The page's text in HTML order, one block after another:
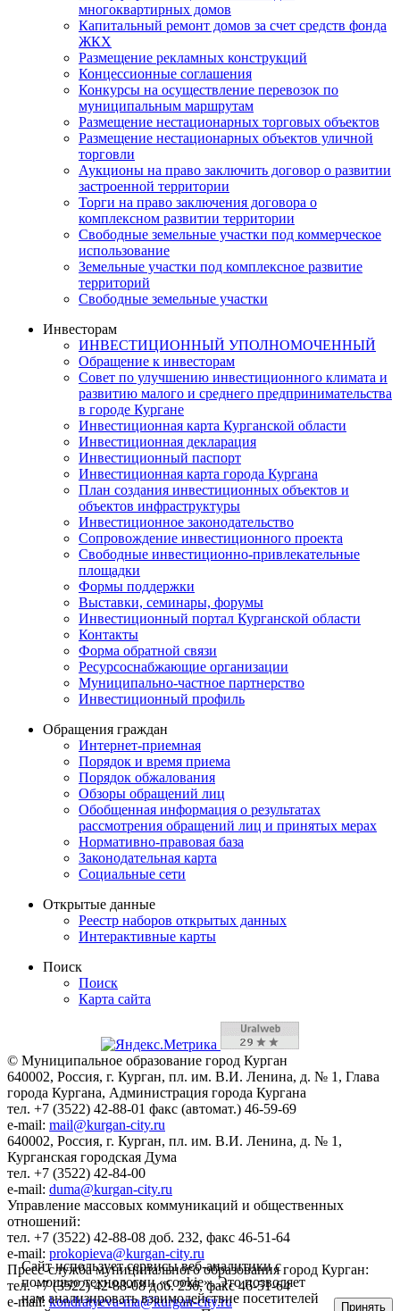
многоквартирных домов
Капитальный ремонт домов за счет средств фонда
ЖКХ
Размещение рекламных конструкций
Концессионные соглашения
Конкурсы на осуществление перевозок по
муниципальным маршрутам
Размещение нестационарных торговых объектов
Размещение нестационарных объектов уличной
торговли
Аукционы на право заключить договор о развитии
застроенной территории
Торги на право заключения договора о
комплексном развитии территории
Свободные земельные участки под коммерческое
использование
Земельные участки под комплексное развитие
территорий
Свободные земельные участки
Инвесторам
ИНВЕСТИЦИОННЫЙ УПОЛНОМОЧЕННЫЙ
Обращение к инвесторам
Совет по улучшению инвестиционного климата и
развитию малого и среднего предпринимательства
в городе Кургане
Инвестиционная карта Курганской области
Инвестиционная декларация
Инвестиционный паспорт
Инвестиционная карта города Кургана
План создания инвестиционных объектов и
объектов инфраструктуры
Инвестиционное законодательство
Сопровождение инвестиционного проекта
Свободные инвестиционно-привлекательные
площадки
Формы поддержки
Выставки, семинары, форумы
Инвестиционный портал Курганской области
Контакты
Форма обратной связи
Ресурсоснабжающие организации
Муниципально-частное партнерство
Инвестиционный профиль
Обращения граждан
Интернет-приемная
Порядок и время приема
Порядок обжалования
Обзоры обращений лиц
Обобщенная информация о результатах
рассмотрения обращений лиц и принятых мерах
Нормативно-правовая база
Законодательная карта
Социальные сети
Открытые данные
Реестр наборов открытых данных
Интерактивные карты
Поиск
Поиск
Карта сайта
© Муниципальное образование город Курган
640002, Россия, г. Курган, пл. им. В.И. Ленина, д. № 1, Глава
города Кургана, Администрация города Кургана
тел. +7 (3522) 42-88-01 факс (автомат.) 46-59-69
e-mail: mail@kurgan-city.ru
640002, Россия, г. Курган, пл. им. В.И. Ленина, д. № 1,
Курганская городская Дума
тел. +7 (3522) 42-84-00
e-mail: duma@kurgan-city.ru
Управление массовых коммуникаций и общественных
отношений:
тел. +7 (3522) 42-88-08 доб. 232, факс 46-51-64
e-mail: prokopieva@kurgan-city.ru
Пресс-служба муниципального образования город Курган:
тел. +7 (3522) 42-88-08 доб. 236, факс 46-51-64
e-mail:kondratyeva-ma@kurgan-city.ru
Сайт использует сервисы веб-аналитики с
помощью технологии «cookie». Это позволяет
нам анализировать взаимодействие посетителей
Принять